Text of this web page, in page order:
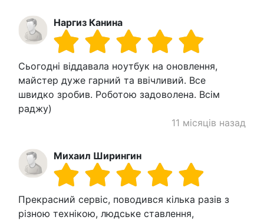
Наргиз Канина
Сьогодні віддавала ноутбук на оновлення,
майстер дуже гарний та ввічливий. Все
швидко зробив. Роботою задоволена. Всім
раджу)
11 місяців назад
Михаил Ширингин
Прекрасний сервіс, поводився кілька разів з
різною технікою, людське ставлення,